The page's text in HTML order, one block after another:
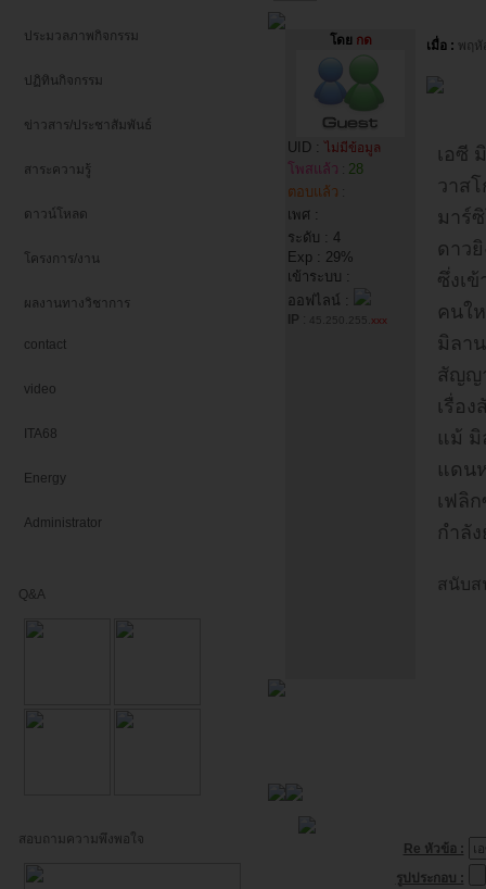
ประมวลภาพกิจกรรม
ปฏิทินกิจกรรม
ข่าวสาร/ประชาสัมพันธ์
สาระความรู้
ดาวน์โหลด
โครงการ/งาน
ผลงานทางวิชาการ
contact
video
ITA68
Energy
Administrator
Q&A
สอบถามความพึงพอใจ
โดยกด
UID : ไม่มีข้อมูล
โพสแล้ว : 28
ตอบแล้ว :
เพศ :
ระดับ : 4
Exp : 29%
เข้าระบบ :
ออฟไลน์ :
IP : 45.250.255. xxx
เมื่อ : พฤหั
เอซี
วาส
มาร์
ดาว
ซึ่งเ
คนใ
มิลา
สัญญ
เรื่อ
แม้ มิ
แดน
เฟลิ
กำลั
สนับส
Re หัวข้อ :
รูปประกอบ :